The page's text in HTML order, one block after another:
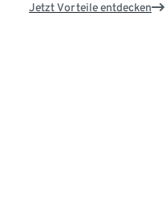
Jetzt Vorteile entdecken